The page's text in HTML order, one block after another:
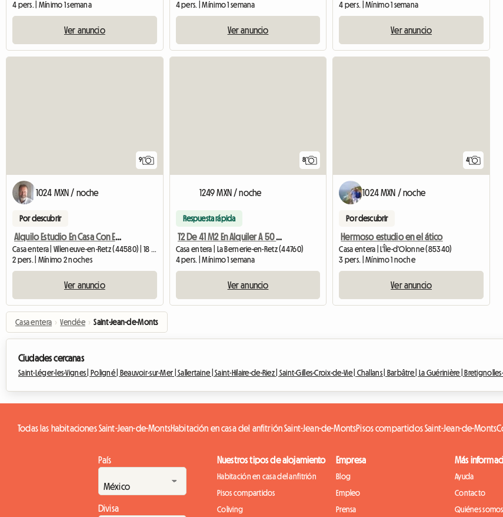
4 pers. | Mínimo 1 semana
Ver anuncio
4 pers. | Mínimo 1 semana
Ver anuncio
4 pers. | Mínimo 1 semana
Ver anuncio
9
1024 MXN / noche
Por descubrir
Alquilo Estudio En Casa Con Entrada Independiente
2 pers. | Mínimo 2 noches
Ver anuncio
8
1249 MXN / noche
Respuesta rápida
T2 De 41 M2 En Alquiler A 50 M De Las Tiendas Y La Playa
Casa entera | La Bernerie-en-Retz (44760)
4 pers. | Mínimo 1 semana
Ver anuncio
4
1024 MXN / noche
Por descubrir
Hermoso estudio en el ático
Casa entera | L'Île-d'Olonne (85340)
3 pers. | Mínimo 1 noche
Ver anuncio
Casa entera › Vendée › Saint-Jean-de-Monts
Ciudades cercanas
Saint-Léger-les-Vignes | Poligné | Beauvoir-sur-Mer |Sallertaine |Saint-Hilaire-de-Riez | Saint-Gilles-Croix-de-Vie | Challans | Barbâtre | La Guérinière |Bretignolles-
Todas las habitaciones Saint-Jean-de-MontsHabitación en casa del anfitrión Saint-Jean-de-MontsPisos compartidos Saint-Jean-de-Monts
País
Divisa
Nuestros tipos de alojamiento
Habitación en casa del anfitrión
Pisos compartidos
Coliving
Empresa
Blog
Empleo
Prensa
Más
Ayuda
Contacto
Quiénes somos